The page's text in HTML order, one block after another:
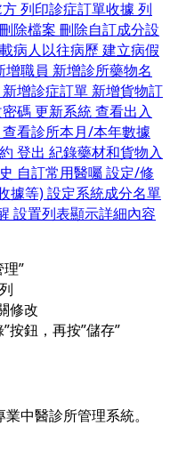
列印診症訂單收據 列
刪除檔案 刪除自訂成分設
病人以往病歷 建立病假
增職員 新增診所藥物名
新增診症訂單 新增貨物訂
碼更新系統查看出入
查看診所本月/本年數據
登出 紀錄藥材和貨物入
自訂常用醫囑設定/修
據等)設定系統成分名單
設置列表顯示詳細內容
”
修改
按鈕，再按”儲存”
中醫診所管理系統。